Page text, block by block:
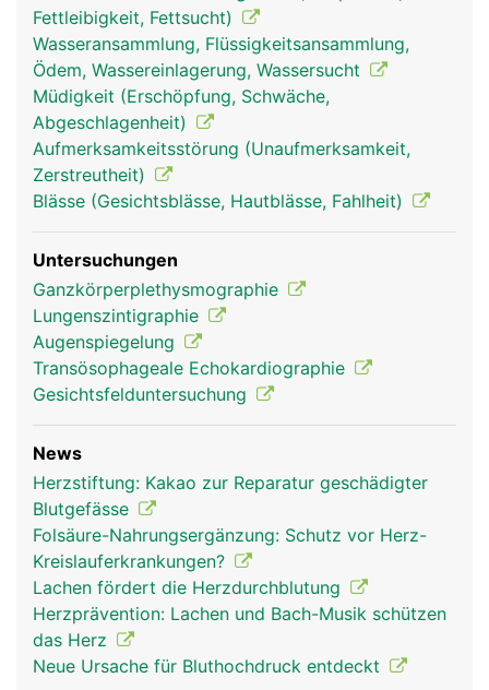
frischem Sauerstoff aufgetankt zu werden. Das
Herz pumpt dabei das Blut unermüdlich durch
beide Blutkreisläufe. Wird bei Anstrengung mehr
Sauerstoff benötigt pumpt es schneller, in Ruhe
pumpt es langsamer. Im Schnitt dauert es etwa
eine Minute, bis das Blut einmal durch den Körper
zirkuliert.
blutkreislauf frau
Fettleibigkeit, Fettsucht)
Wasseransammlung, Flüssigkeitsansammlung,
Ödem, Wassereinlagerung, Wassersucht
Müdigkeit (Erschöpfung, Schwäche,
Abgeschlagenheit)
Aufmerksamkeitsstörung (Unaufmerksamkeit,
Zerstreutheit)
Blässe (Gesichtsblässe, Hautblässe, Fahlheit)
Untersuchungen
Ganzkörperplethysmographie
Lungenszintigraphie
Augenspiegelung
Transösophageale Echokardiographie
Gesichtsfelduntersuchung
News
Herzstiftung: Kakao zur Reparatur geschädigter
Blutgefässe
Folsäure-Nahrungsergänzung: Schutz vor Herz-
Kreislauferkrankungen?
Lachen fördert die Herzdurchblutung
Herzprävention: Lachen und Bach-Musik schützen
das Herz
Neue Ursache für Bluthochdruck entdeckt